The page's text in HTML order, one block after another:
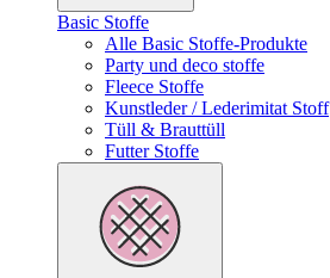
Basic Stoffe
Alle Basic Stoffe-Produkte
Party und deco stoffe
Fleece Stoffe
Kunstleder / Lederimitat Stoff
Tüll & Brauttüll
Futter Stoffe